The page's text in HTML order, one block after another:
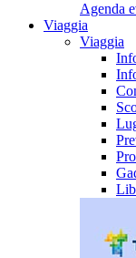
Agenda
Viaggia
Viaggia